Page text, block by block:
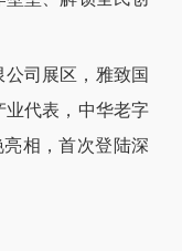
司展区，雅致国
业代表，中华老字
相，首次登陆深